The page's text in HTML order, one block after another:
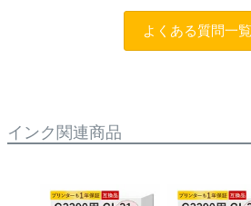
互換品：ブラック175ml/カラー各
純正品：ブラック170ml/カラー各
【GI-30】
純正品：ブラック170ml/カラー各
チャットロボット
」を設けておりますので、ご購
よくある質問一
インク関連商品